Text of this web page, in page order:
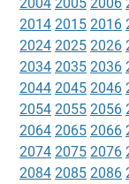
2014 2015 2016
2024 2025 2026
2034 2035 2036
2044 2045 2046
2054 2055 2056
2064 2065 2066
2074 2075 2076
2084 2085 2086